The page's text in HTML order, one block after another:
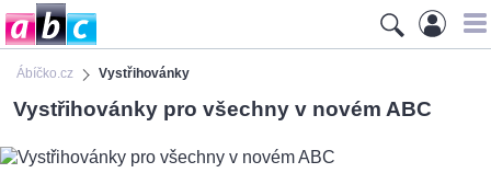
Ábíčko.cz Vystřihovánky
Vystřihovánky pro všechny v novém ABC